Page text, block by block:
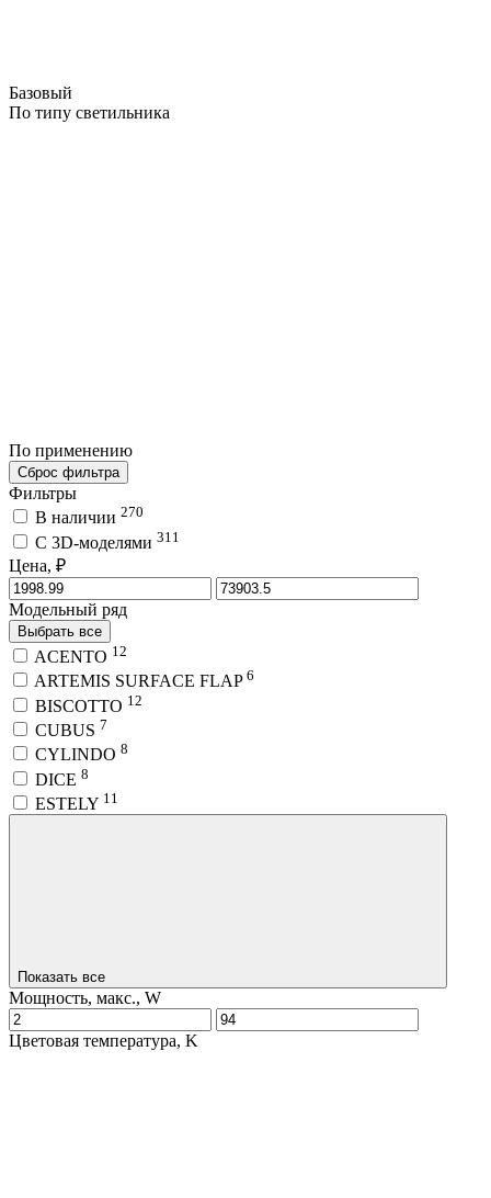
Базовый
По типу светильника
По применению
Сброс фильтра
Фильтры
В наличии 270
C 3D-моделями 311
Цена, ₽
Модельный ряд
Выбрать все
ACENTO 12
ARTEMIS SURFACE FLAP 6
BISCOTTO 12
CUBUS 7
CYLINDO 8
DICE 8
ESTELY 11
Показать все
Мощность, макс., W
Цветовая температура, K